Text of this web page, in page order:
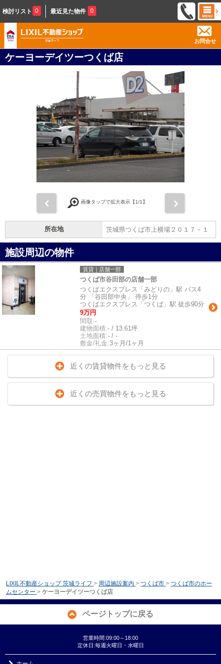
検討リスト 0 最近見た物件 0
お問合せ
ケーヨーデイツーつくば店
画像タップで拡大表示【1/1】
所在地 茨城県つくば市上横場２０１７－１
施設周辺の物件
賃貸｜店舗一部
つくば市谷田部の店舗一部
つくばエクスプレス「みどりの」駅 バス4
分 「谷田部中央」 停歩1分
つくばエクスプレス「つくば」駅 徒歩90分
9万円
間取:-
建物面積:- / 13.61坪
土地面積:- / -
敷金/礼金:3ヶ月/1ヶ月
近くの賃貸物件をもっと見る
近くの売買物件をもっと見る
LIXIL不動産ショップ 茨城ライフ > 周辺施設案内 > つくば市 > つくば市のホー
ムセンター > ケーヨーデイツーつくば店
ページトップに戻る
営業時間:09:00～18:00
定休日:毎週火曜日・水曜日